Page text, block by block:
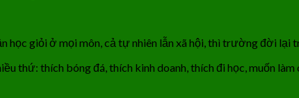
học giỏi ở mọi môn, cả tự nhiên lẫn xã hội, thì trường đời
thứ: thích bóng đá, thích kinh doanh, thích đi học, muốn